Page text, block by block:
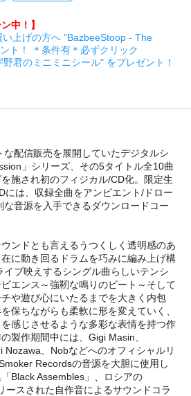
中！】
上げの方へ "BazbeeStoop - The
ト！ ＊条件有＊必ずクリック
君のミニミニシール" をプレゼント！
配信販売を展開していたデジタルシ
」シリーズ、その5タイトル全10曲
施され初のフィジカル/CD化。限定生
には、収録全曲をアンビエント/ドロー
な音源を入手できるダウンロードコー
ンドとも言えるうつくしく透明感のあ
に動き回るドラムを巧みに編み上げ構
ブ映えするシングル曲らしいテンシ
エンス～強靭な鳴りのビート～そして
や遊び心にいたるまでを大きく内包
保ちながらも柔軟に形を変えていく、
感じさせるような多彩な表情を持つ作
製作期間中には、Gigi Masin、
、Nobなどへのオフィシャルリ
Recordsの音源を大胆に使用し
Black Assembles」、ロシアの
ースされた自作音によるサウンドコラ